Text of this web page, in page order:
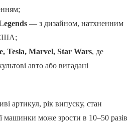
— з дизайном, натхненним
Tesla, Marvel, Star Wars, де
авто або вигадані
артикул, рік випуску, стан
машинки може зрости в 10–50 разів